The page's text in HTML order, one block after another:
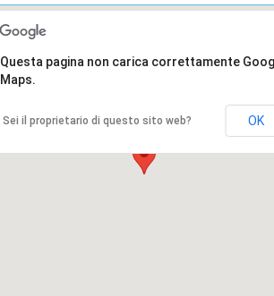
Questa pagina non carica correttamente
Maps.
Sei il proprietario di questo sito web? OK